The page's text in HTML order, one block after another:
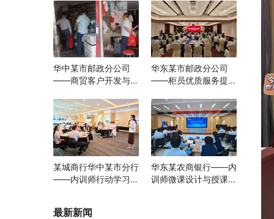
训
华中某市邮政分公司
——商贸客户开发与经
华东某市邮政分公司
——柜员优质服务提升
某城商行华中某市分行
——内训师行动学习训
华东某农商银行——内
训师微课设计与授课技
最新新闻